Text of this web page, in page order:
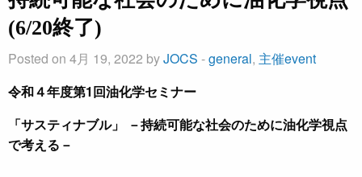
(6/20終了)
Posted on 4月 19, 2022 byJOCS -general, 主催event
令和４年度第1回油化学セミナー
「サスティナブル」
－持続可能な社会のために油化学視点
で考える－